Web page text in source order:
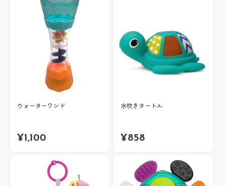
ウォーターワンド
¥1,100
水吹きタートル
¥858